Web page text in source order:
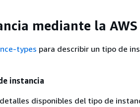
mediante la AWS
types para describir un tipo de
instancia
disponibles del tipo de